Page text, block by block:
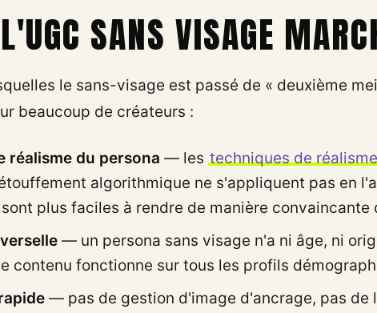
SANS VISAGE
le sans-visage est passé de « deuxième
beaucoup de créateurs :
réalisme du persona — les techniques de réalisme
algorithmique ne s'appliquent pas en
plus faciles à rendre de manière convaincante
— un persona sans visage n'a ni âge, ni
contenu fonctionne sur tous les profils
— pas de gestion d'image d'ancrage, pas de